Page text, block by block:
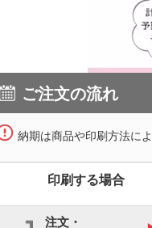
ご注文の流れ
納期は商品や印刷方法に
印刷する場合
注文・